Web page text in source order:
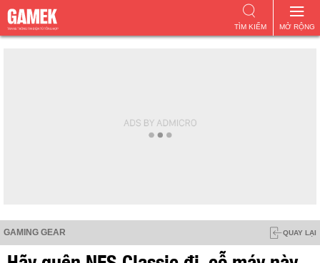
MỞ RỘNG
TÌM KIẾM
GAMING GEAR QUAY LẠI